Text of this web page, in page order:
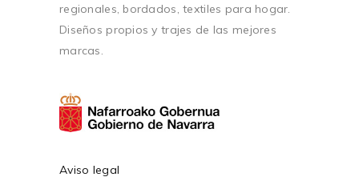
regionales, bordados, textiles para hogar.
Diseños propios y trajes de las mejores
marcas.
Aviso legal